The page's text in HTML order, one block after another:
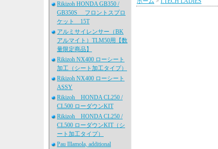
Rikizoh HONDA GB350 /
GB350S フロントスプロ
ケット 15T
アルミサイレンサー（BK
アルマイト）TLM50用【数
量限定商品】
Rikizoh NX400 ローシート
加工（シート加工タイプ）
Rikizoh NX400 ローシート
ASSY
Rikizoh HONDA CL250 /
CL500 ローダウンKIT
Rikizoh HONDA CL250 /
CL500 ローダウンKIT（シ
ート加工タイプ）
Pau Illamola, additional